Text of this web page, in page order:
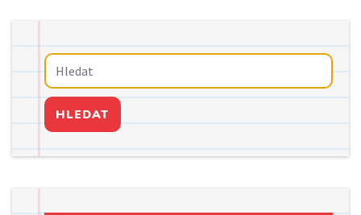
HLEDAT